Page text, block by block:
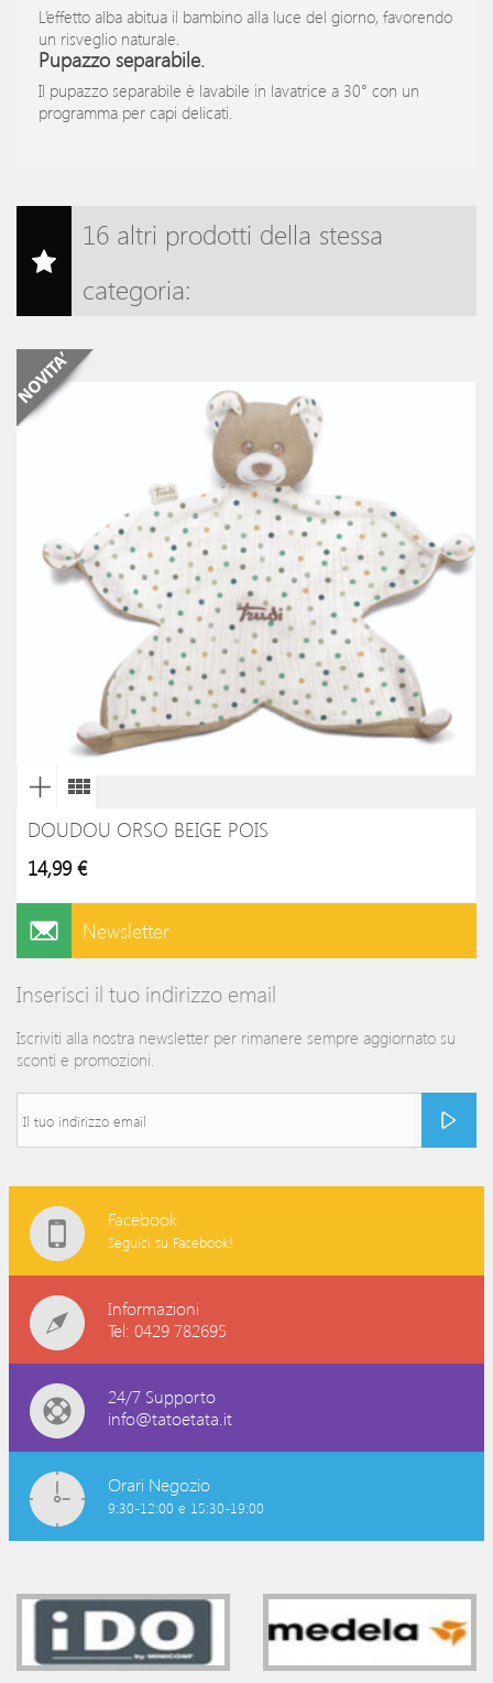
L’effetto alba abitua il bambino alla luce del giorno, favorendo
un risveglio naturale.
Pupazzo separabile.
Il pupazzo separabile è lavabile in lavatrice a 30° con un
programma per capi delicati.
16 altri prodotti della stessa
categoria:
DOUDOU ORSO BEIGE POIS
14,99 €
Newsletter
Inserisci il tuo indirizzo email
Iscriviti alla nostra newsletter per rimanere sempre aggiornato su
sconti e promozioni.
Facebook
Seguici su Facebook!
Informazioni
Tel: 0429 782695
24/7 Supporto
info@tatoetata.it
Orari Negozio
9:30-12:00 e 15:30-19:00